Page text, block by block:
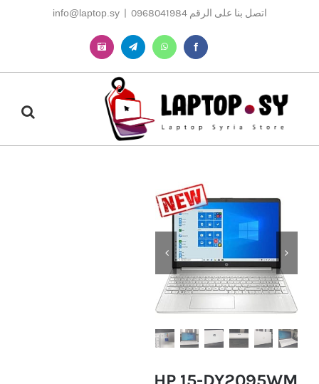
اتصل بنا على الرقم 0968041984 |
info@laptop.sy
Facebook
WhatsApp
Telegram
Instagram